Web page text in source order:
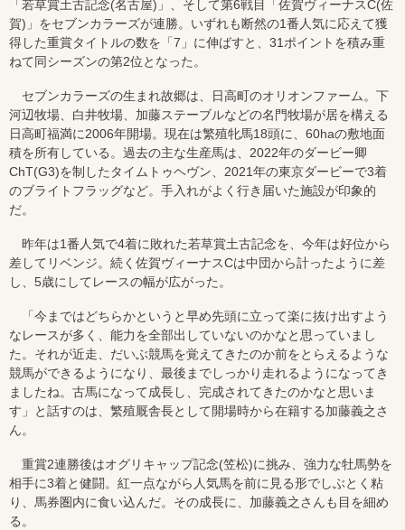
「若草賞土古記念(名古屋)」、そして第6戦目「佐賀ヴィーナスC(佐
賀)」をセブンカラーズが連勝。いずれも断然の1番人気に応えて獲
得した重賞タイトルの数を「7」に伸ばすと、31ポイントを積み重
ねて同シーズンの第2位となった。
セブンカラーズの生まれ故郷は、日高町のオリオンファーム。下
河辺牧場、白井牧場、加藤ステーブルなどの名門牧場が居を構える
日高町福満に2006年開場。現在は繁殖牝馬18頭に、60haの敷地面
積を所有している。過去の主な生産馬は、2022年のダービー卿
ChT(G3)を制したタイムトゥヘヴン、2021年の東京ダービーで3着
のブライトフラッグなど。手入れがよく行き届いた施設が印象的
だ。
昨年は1番人気で4着に敗れた若草賞土古記念を、今年は好位から
差してリベンジ。続く佐賀ヴィーナスCは中団から計ったように差
し、5歳にしてレースの幅が広がった。
「今まではどちらかというと早め先頭に立って楽に抜け出すよう
なレースが多く、能力を全部出していないのかなと思っていまし
た。それが近走、だいぶ競馬を覚えてきたのか前をとらえるような
競馬ができるようになり、最後までしっかり走れるようになってき
ましたね。古馬になって成長し、完成されてきたのかなと思いま
す」と話すのは、繁殖厩舎長として開場時から在籍する加藤義之さ
ん。
重賞2連勝後はオグリキャップ記念(笠松)に挑み、強力な牡馬勢を
相手に3着と健闘。紅一点ながら人気馬を前に見る形でしぶとく粘
り、馬券圏内に食い込んだ。その成長に、加藤義之さんも目を細め
る。